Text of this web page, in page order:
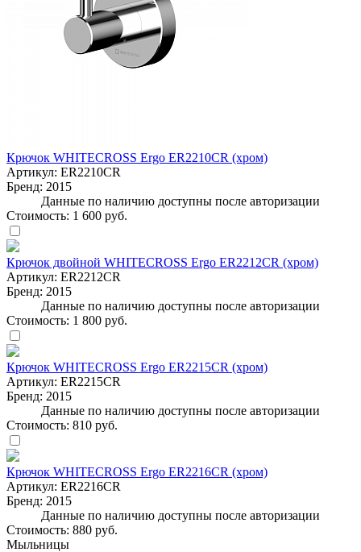
Крючок WHITECROSS Ergo ER2210CR (хром)
Артикул: ER2210CR
Бренд: 2015
Данные по наличию доступны после авторизации
Стоимость: 1 600 руб.
Крючок двойной WHITECROSS Ergo ER2212CR (хром)
Артикул: ER2212CR
Бренд: 2015
Данные по наличию доступны после авторизации
Стоимость: 1 800 руб.
Крючок WHITECROSS Ergo ER2215CR (хром)
Артикул: ER2215CR
Бренд: 2015
Данные по наличию доступны после авторизации
Стоимость: 810 руб.
Крючок WHITECROSS Ergo ER2216CR (хром)
Артикул: ER2216CR
Бренд: 2015
Данные по наличию доступны после авторизации
Стоимость: 880 руб.
Мыльницы